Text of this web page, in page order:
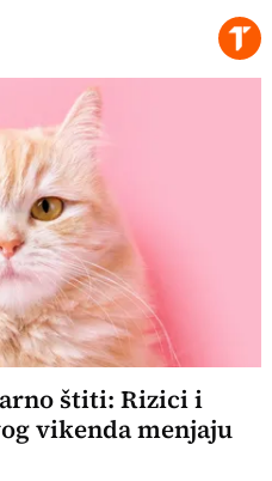
štiti: Rizici i
vikenda menjaju